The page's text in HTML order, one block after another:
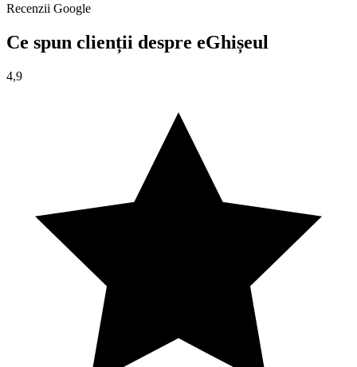
Recenzii Google
Ce spun clienții despre eGhișeul
4,9